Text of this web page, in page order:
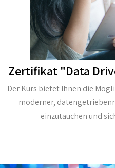
Zertifikat "Data
Der Kurs bietet Ihnen die
moderner,
einzutauchen und